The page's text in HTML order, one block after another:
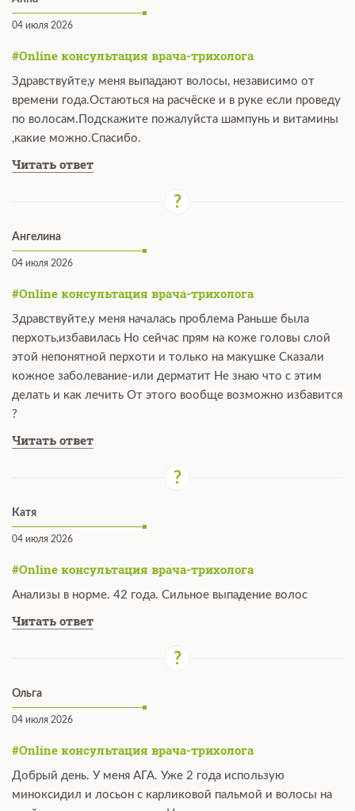
04 июля 2026
#Online консультация врача-трихолога
Здравствуйте,у меня выпадают волосы, независимо от
времени года.Остаються на расчёске и в руке если проведу
по волосам.Подскажите пожалуйста шампунь и витамины
,какие можно.Спасибо.
Читать ответ
Ангелина
04 июля 2026
#Online консультация врача-трихолога
Здравствуйте,у меня началась проблема Раньше была
перхоть,избавилась Но сейчас прям на коже головы слой
этой непонятной перхоти и только на макушке Сказали
кожное заболевание-или дерматит Не знаю что с этим
делать и как лечить От этого вообще возможно избавится
?
Читать ответ
Катя
04 июля 2026
#Online консультация врача-трихолога
Анализы в норме. 42 года. Сильное выпадение волос
Читать ответ
Ольга
04 июля 2026
#Online консультация врача-трихолога
Добрый день. У меня АГА. Уже 2 года использую
миноксидил и лосьон с карликовой пальмой и волосы на